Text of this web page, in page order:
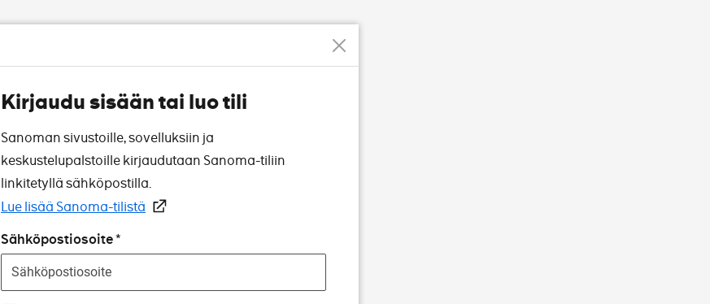
Kirjaudu sisään tai luo tili
Sanoman sivustoille, sovelluksiin ja
keskustelupalstoille kirjaudutaan Sanoma-tiliin
linkitetyllä sähköpostilla.
Lue lisää Sanoma-tilistä
Sähköpostiosoite